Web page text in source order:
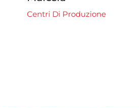
Centri Di Produzione